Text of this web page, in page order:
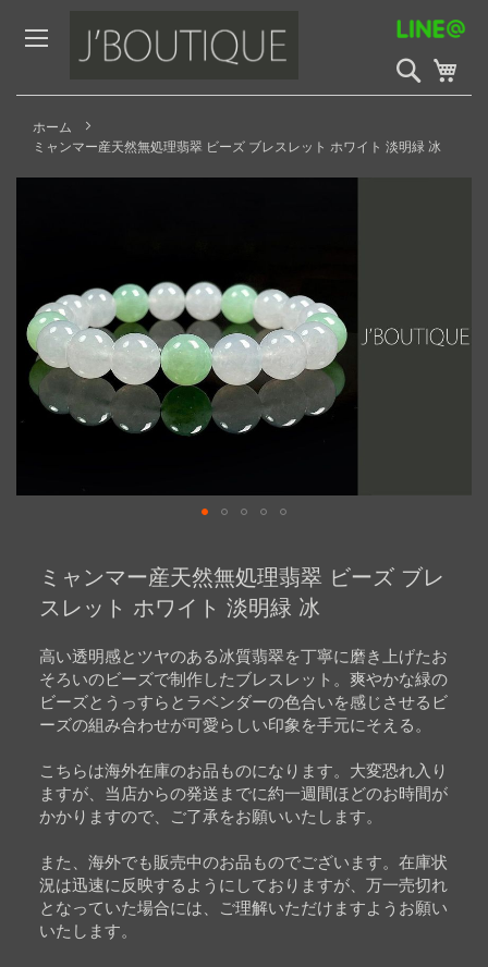
to
Content
検
索
開
ホーム
ミャンマー産天然無処理翡翠 ビーズ ブレスレット ホワイト 淡明緑 冰
Skip
images
gallery
beginning
images
gallery
ミャンマー産天然無処理翡翠 ビーズ ブレ
スレット ホワイト 淡明緑 冰
高い透明感とツヤのある冰質翡翠を丁寧に磨き上げたお
そろいのビーズで制作したブレスレット。爽やかな緑の
ビーズとうっすらとラベンダーの色合いを感じさせるビ
ーズの組み合わせが可愛らしい印象を手元にそえる。
こちらは海外在庫のお品ものになります。大変恐れ入り
ますが、当店からの発送までに約一週間ほどのお時間が
かかりますので、ご了承をお願いいたします。
また、海外でも販売中のお品ものでございます。在庫状
況は迅速に反映するようにしておりますが、万一売切れ
となっていた場合には、ご理解いただけますようお願い
いたします。